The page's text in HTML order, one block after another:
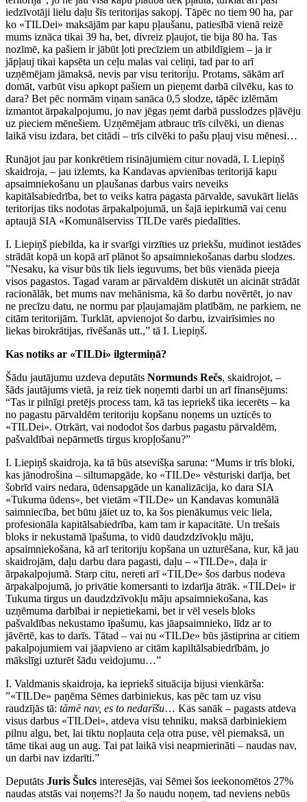
iedzīvotāji lielu daļu šīs teritorijas sakopj. Tāpēc no tiem 90 ha, par
ko «TILDei» maksājām par kapu pļaušanu, patiesībā vienā reizē
mums iznāca tikai 39 ha, bet, divreiz pļaujot, tie bija 80 ha. Tas
nozīmē, ka pašiem ir jābūt ļoti precīziem un atbildīgiem – ja ir
jāpļauj tikai kapsēta un ceļu malas vai celiņi, tad par to arī
uzņēmējam jāmaksā, nevis par visu teritoriju. Protams, sākām arī
domāt, varbūt visu apkopt pašiem un pieņemt darbā cilvēku, kas to
dara? Bet pēc normām viņam sanāca 0,5 slodze, tāpēc izlēmām
izmantot ārpakalpojumu, jo nav jēgas ņemt darbā pusslodzes pļāvēju
uz pieciem mēnešiem. Uzņēmējam atbrauc trīs cilvēki, un dienas
laikā visu izdara, bet citādi – trīs cilvēki to pašu pļauj visu mēnesi…
Runājot jau par konkrētiem risinājumiem citur novadā, I. Liepiņš
skaidroja, – jau izlemts, ka Kandavas apvienības teritorijā kapu
apsaimniekošanu un pļaušanas darbus vairs neveiks
kapitālsabiedrība, bet to veiks katra pagasta pārvalde, savukārt lielās
teritorijas tiks nodotas ārpakalpojumā, un šajā iepirkumā vai cenu
aptaujā SIA «Komunālserviss TILDe varēs piedalīties.
I. Liepiņš piebilda, ka ir svarīgi virzīties uz priekšu, mudinot iestādes
strādāt kopā un kopā arī plānot šo apsaimniekošanas darbu slodzes.
”Nesaku, ka visur būs tik liels ieguvums, bet būs vienāda pieeja
visos pagastos. Tagad varam ar pārvaldēm diskutēt un aicināt strādāt
racionālāk, bet mums nav mehānisma, kā šo darbu novērtēt, jo nav
ne precīzu datu, ne normu par pļaujamajām platībām, ne parkiem, ne
citām teritorijām. Turklāt, apvienojot šo darbu, izvairīsimies no
liekas birokrātijas, rīvēšanās utt.,” tā I. Liepiņš.
Kas notiks ar «TILDi» ilgtermiņā?
Šādu jautājumu uzdeva deputāts Normunds Rečs, skaidrojot, –
šāds jautājums vietā, ja reiz tiek noņemti darbi un arī finansējums:
“Tas ir pilnīgi pretējs process tam, kā tas iepriekš tika iecerēts – ka
no pagastu pārvaldēm teritoriju kopšanu noņems un uzticēs to
«TILDei». Otrkārt, vai nododot šos darbus pagastu pārvaldēm,
pašvaldībai nepārmetīs tirgus kropļošanu?”
I. Liepiņš skaidroja, ka tā būs atsevišķa saruna: “Mums ir trīs bloki,
kas jānodrošina – siltumapgāde, ko «TILDe» vēsturiski darīja, bet
šobrīd vairs nedara, ūdensapgāde un kanalizācija, ko dara SIA
«Tukuma ūdens», bet vietām «TILDe» un Kandavas komunālā
saimniecība, bet būtu jāiet uz to, ka šos pienākumus veic liela,
profesionāla kapitālsabiedrība, kam tam ir kapacitāte. Un trešais
bloks ir nekustamā īpašuma, to vidū daudzdzīvokļu māju,
apsaimniekošana, kā arī teritoriju kopšana un uzturēšana, kur, kā jau
skaidrojām, daļu darbu dara pagasti, daļu – «TILDe», daļa ir
ārpakalpojumā. Starp citu, nereti arī «TILDe» šos darbus nodeva
ārpakalpojumā, jo privātie komersanti to izdarīja ātrāk. «TILDei» ir
Tukuma tirgus un daudzdzīvokļu māju apsaimniekošana, kas
uzņēmuma darbībai ir nepietiekami, bet ir vēl vesels bloks
pašvaldības nekustamo īpašumu, kas jāapsaimnieko, līdz ar to
jāvērtē, kas to darīs. Tātad – vai nu «TILDe» būs jāstiprina ar citiem
pakalpojumiem vai jāapvieno ar citām kapiltālsabiedrībām, jo
mākslīgi uzturēt šādu veidojumu…”
I. Valdmanis skaidroja, ka iepriekš situācija bijusi vienkārša:
”«TILDe» paņēma Sēmes darbiniekus, kas pēc tam uz visu
raudzījās tā: tāmē nav, es to nedarīšu… Kas sanāk – pagasts atdeva
visus darbus «TILDei», atdeva visu tehniku, maksā darbiniekiem
pilnu algu, bet, lai tiktu nopļauta ceļa otra puse, vēl piemaksā, un
tāme tikai aug un aug. Tai pat laikā visi neapmierināti – naudas nav,
un darbi nav izdarīti.”
Deputāts Juris Šulcs interesējās, vai Sēmei šos ieekonomētos 27%
naudas atstās vai noņems?! Ja šo naudu noņem, tad neviens nebūs